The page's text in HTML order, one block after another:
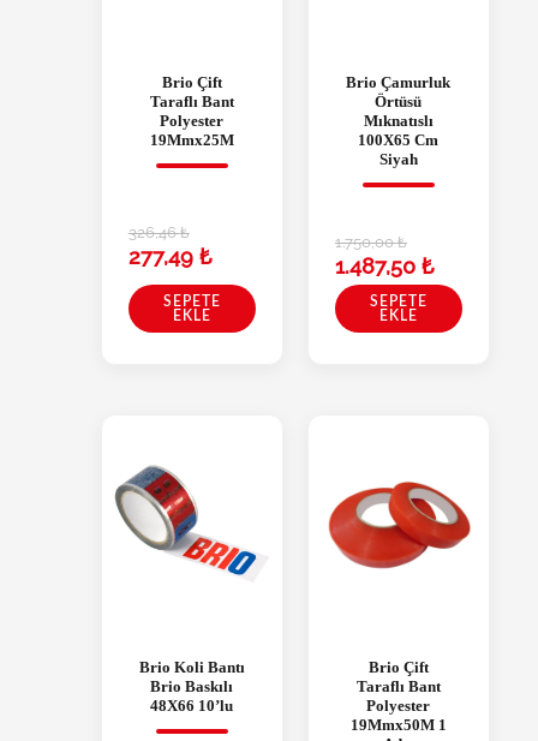
Brio Çift
Taraflı Bant
Polyester
19Mmx25M
326,46₺
277,49 ₺
SEPETE
EKLE
Brio Çamurluk
Örtüsü
Mıknatıslı
100X65 Cm
Siyah
1.750,00₺
1.487,50 ₺
SEPETE
EKLE
Brio Koli Bantı
Brio Baskılı
48X66 10’lu
Brio Çift
Taraflı Bant
Polyester
19Mmx50M 1